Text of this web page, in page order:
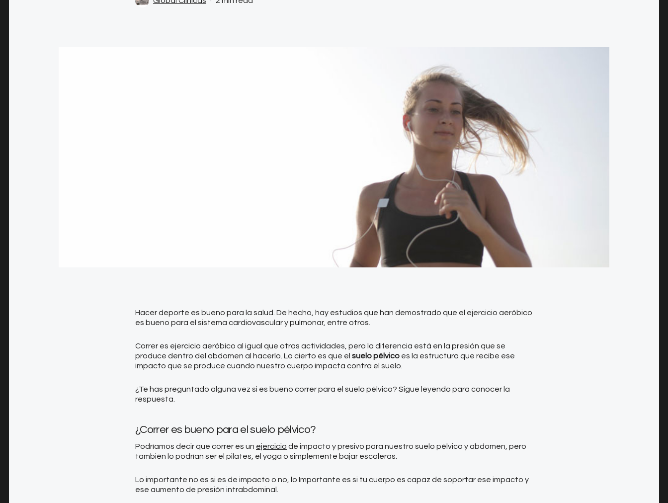
Hacer deporte es bueno para la salud. De hecho, hay estudios que han demostrado que el ejercicio aeróbico
es bueno para el sistema cardiovascular y pulmonar, entre otros.
Correr es ejercicio aeróbico al igual que otras actividades, pero la diferencia está en la presión que se
produce dentro del abdomen al hacerlo. Lo cierto es que el suelo pélvico es la estructura que recibe ese
impacto que se produce cuando nuestro cuerpo impacta contra el suelo.
¿Te has preguntado alguna vez si es bueno correr para el suelo pélvico? Sigue leyendo para conocer la
respuesta.
¿Correr es bueno para el suelo pélvico?
Podríamos decir que correr es un ejercicio de impacto y presivo para nuestro suelo pélvico y abdomen, pero
también lo podrían ser el pilates, el yoga o simplemente bajar escaleras. ⁣
⁣Lo importante no es si es de impacto o no, lo Importante es si tu cuerpo es capaz de soportar ese impacto y
ese aumento de presión intrabdominal.⁣